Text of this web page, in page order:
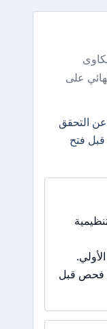
على
عن التحقق
قبل فتح
فحص قبل